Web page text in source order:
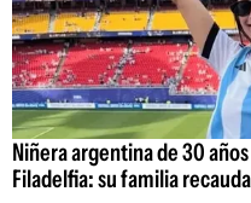
Niñera argentina de 30
Filadelfia: su familia